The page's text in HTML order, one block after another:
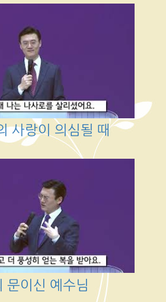
사랑이 의심될 때
문이신 예수님